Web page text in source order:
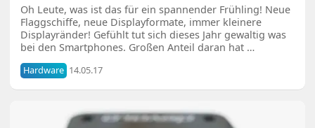
Oh Leute, was ist das für ein spannender Frühling! Neue
Flaggschiffe, neue Displayformate, immer kleinere
Displayränder! Gefühlt tut sich dieses Jahr gewaltig was
bei den Smartphones. Großen Anteil daran hat …
Hardware 14.05.17